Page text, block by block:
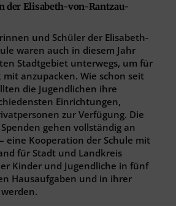
der Elisabeth-von-Rantzau-
und Schüler der Elisabeth-
waren auch in diesem Jahr
Stadtgebiet unterwegs, um für
mit anzupacken. Wie schon seit
die Jugendlichen ihre
Einrichtungen,
zur Verfügung. Die
gehen vollständig an
eine Kooperation der Schule mit
für Stadt und Landkreis
Kinder und Jugendliche in fünf
Hausaufgaben und in ihrer